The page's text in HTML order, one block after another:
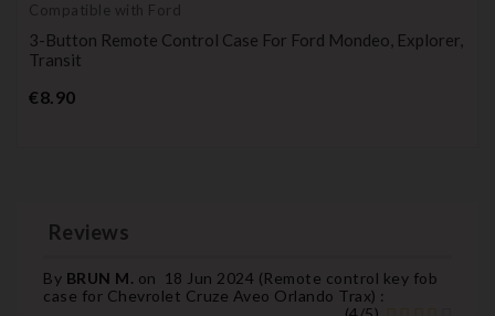
Compatible with Ford
3-Button Remote Control Case For Ford Mondeo, Explorer,
Transit
€8.90Price
Reviews
By BRUN M. on 18 Jun 2024 (Remote control key fob
case for Chevrolet Cruze Aveo Orlando Trax) :